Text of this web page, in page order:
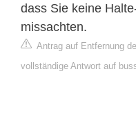
dass Sie keine
missachten.
Antrag auf Entfernung
vollständige Antwort auf